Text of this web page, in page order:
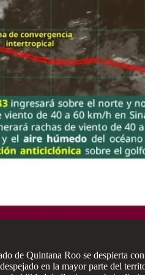
de Quintana Roo se despierta
en la mayor parte del